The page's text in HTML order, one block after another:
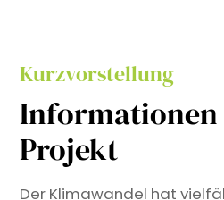
Kurzvorstellung
Informationen
Projekt
Der Klimawandel hat